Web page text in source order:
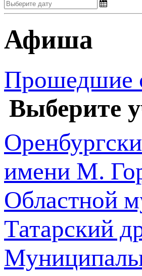
Афиша
Прошедшие
Выберите
имени М.
Областной
Татарский